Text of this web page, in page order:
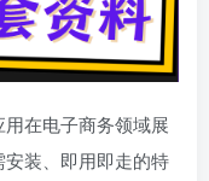
在电子商务领域展
装、即用即走的特